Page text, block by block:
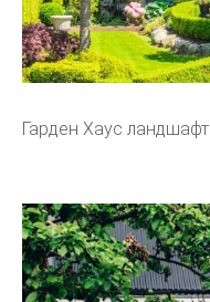
Гарден Хаус ландшафт